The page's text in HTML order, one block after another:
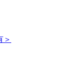
＞